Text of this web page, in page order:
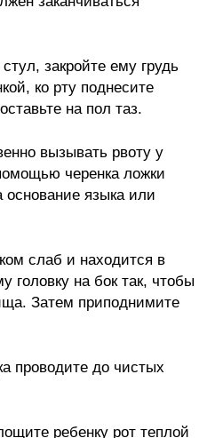
закройте ему грудь
ко рту поднесите
на пол таз.
вызывать рвоту у
черенка ложки
языка или
слаб и находится в
головку на бок так, чтобы
Затем приподнимите
проводите до чистых
ребенку рот теплой